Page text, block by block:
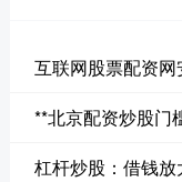
互联网股票配资
**北京配资炒股门
杠杆炒股：借钱放